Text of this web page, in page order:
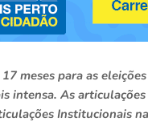
meses para as
intensa. As
Institucionais